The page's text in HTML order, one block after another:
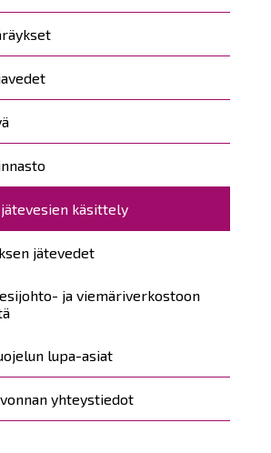
käsittely
jätevedet
ja viemäriverkostoon
lupa-asiat
yhteystiedot